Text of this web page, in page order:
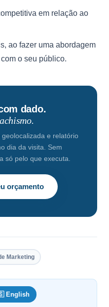
em relação ao
ao fazer uma abordagem
o seu público.
dado.
e relatório
dia da visita. Sem
só pelo que executa.
orçamento
Marketing
English